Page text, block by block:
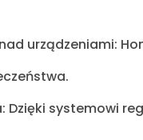
urządzeniami:
Dzięki systemowi